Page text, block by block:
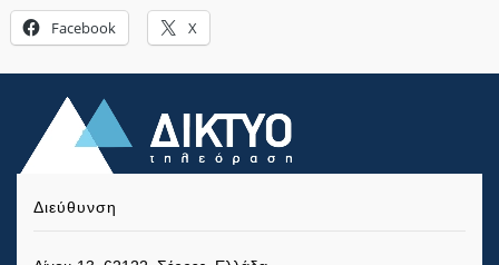
Facebook X
Διεύθυνση